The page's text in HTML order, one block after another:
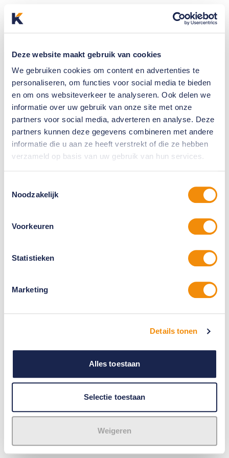
Deze website maakt gebruik van cookies
We gebruiken cookies om content en advertenties te
personaliseren, om functies voor social media te bieden
en om ons websiteverkeer te analyseren. Ook delen we
informatie over uw gebruik van onze site met onze
partners voor social media, adverteren en analyse. Deze
partners kunnen deze gegevens combineren met andere
informatie die u aan ze heeft verstrekt of die ze hebben
verzameld op basis van uw gebruik van hun services.
Noodzakelijk
Voorkeuren
Statistieken
Marketing
Details tonen
Alles toestaan
Selectie toestaan
Weigeren